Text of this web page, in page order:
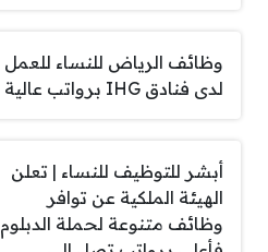
وظائف الرياض للنساء للعمل
لدى فنادق IHG برواتب عالية
أبشر للتوظيف للنساء | تعلن
الهيئة الملكية عن توافر
وظائف متنوعة لحملة الدبلوم